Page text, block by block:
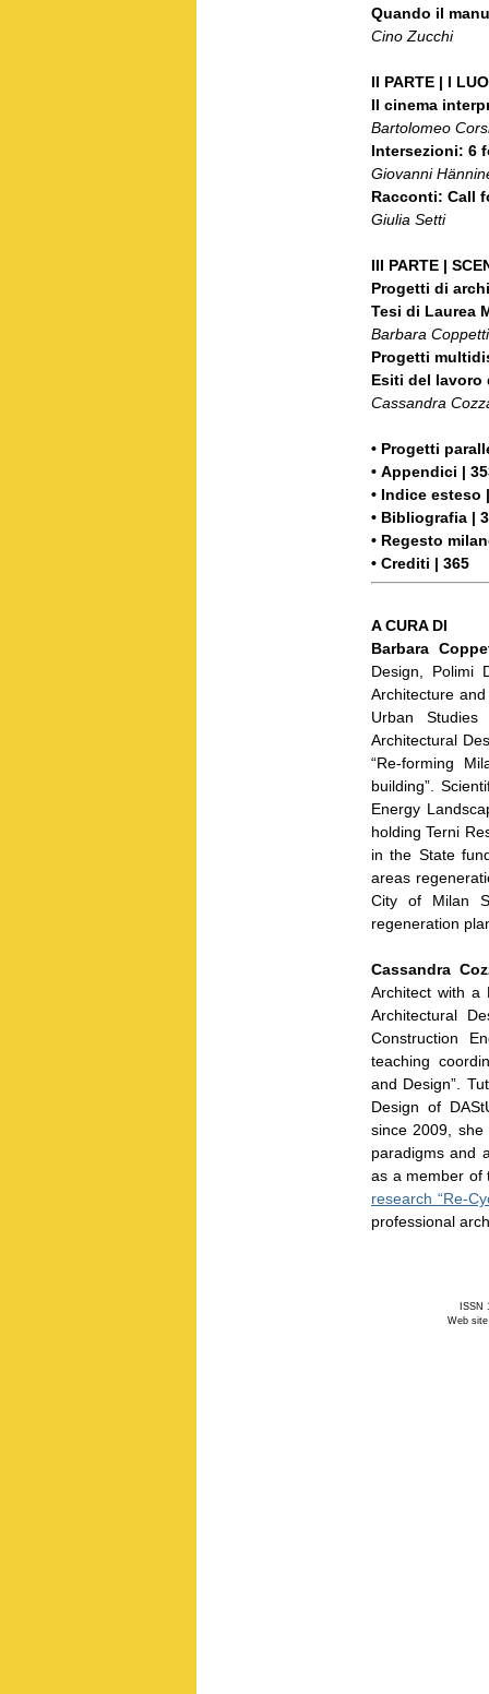
Quando il
Cino Zucchi
II PARTE | I
Il cinema
Bartolomeo
Intersezioni: 6
Giovanni
Racconti: Call
Giulia Setti
III PARTE |
Progetti di
Tesi di Laurea
Barbara Coppetti
Progetti
Esiti del lavoro
Cassandra
• Progetti
• Appendici |
• Indice esteso
• Bibliografia |
• Regesto
• Crediti | 365
A CURA DI
Barbara
Design, Polimi
Architecture
Urban
Architectural
“Re-forming
building”.
Energy
holding Terni
in the State
areas
City of Milan
regeneration
Cassandra
Architect with a
Architectural
Construction
teaching
and Design”.
Design of
since 2009,
paradigms and
as a member of
research “Re-
professional
ISSN
Web